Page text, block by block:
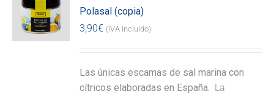
Polasal (copia)
3,90€ (IVA incluido)
Las únicas escamas de sal marina con
cítricos elaboradas en España. La